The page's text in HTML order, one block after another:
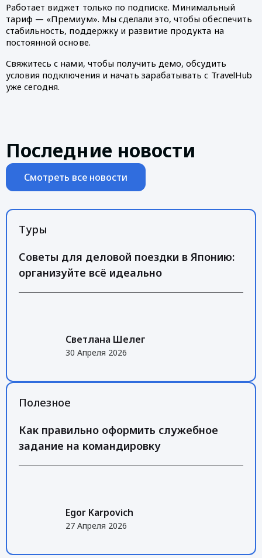
Работает виджет только по подписке. Минимальный
тариф — «Премиум». Мы сделали это, чтобы обеспечить
стабильность, поддержку и развитие продукта на
постоянной основе.
Свяжитесь с нами, чтобы получить демо, обсудить
условия подключения и начать зарабатывать с TravelHub
уже сегодня.
Последние новости
Смотреть все новости
Туры
Советы для деловой поездки в Японию:
организуйте всё идеально
Светлана Шелег
30 Апреля 2026
Полезное
Как правильно оформить служебное
задание на командировку
Egor Karpovich
27 Апреля 2026